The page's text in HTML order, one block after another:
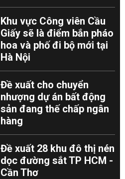
Khu vực Công viên Cầu
Giấy sẽ là điểm bắn pháo
hoa và phố đi bộ mới tại
Hà Nội
Đề xuất cho chuyển
nhượng dự án bất động
sản đang thế chấp ngân
hàng
Đề xuất 28 khu đô thị nén
dọc đường sắt TP HCM -
Cần Thơ